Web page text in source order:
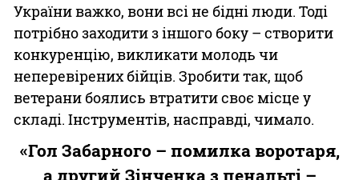
України важко, вони всі не бідні люди. Тоді
потрібно заходити з іншого боку – створити
конкуренцію, викликати молодь чи
неперевірених бійців. Зробити так, щоб
ветерани боялись втратити своє місце у
складі. Інструментів, насправді, чимало.
«Гол Забарного – помилка воротаря,
а другий Зінченка з пенальті –